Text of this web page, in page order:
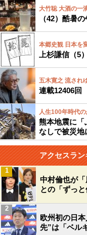
大竹聡 大酒の一
（42）酷暑
本郷史観 日本を
上杉謙信（5
五木寛之 流され
連載12406
人生100年時代
熊本地震に
なしで被災地
アクセスラン
中村倫也が
との「ずっ
1
欧州初の日
先”は「ベル
2